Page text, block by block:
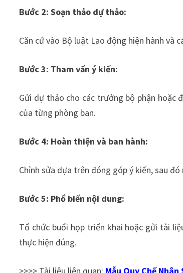
Bước 2: Soạn thảo dự thảo:
Căn cứ vào Bộ luật Lao động hiện hành và
Bước 3: Tham vấn ý kiến:
Gửi dự thảo cho các trưởng bộ phận hoặc
của từng phòng ban.
Bước 4: Hoàn thiện và ban hành:
Chỉnh sửa dựa trên đóng góp ý kiến, sau
Bước 5: Phổ biến nội dung:
Tổ chức buổi họp triển khai hoặc gửi tài
thực hiện đúng.